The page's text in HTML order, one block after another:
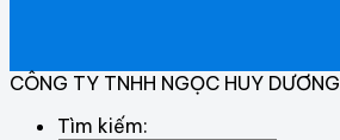
CÔNG TY TNHH NGỌC HUY DƯƠNG
Tìm kiếm: